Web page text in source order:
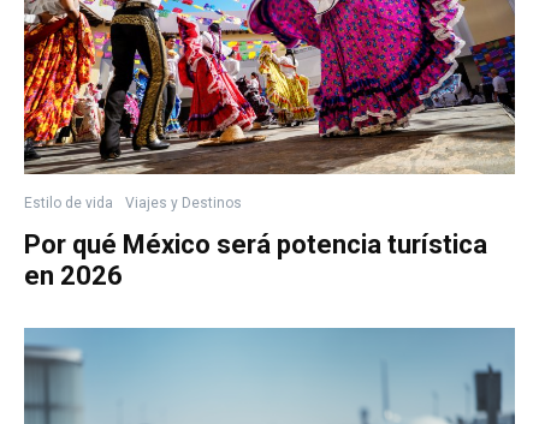
Estilo de vida Viajes y Destinos
Por qué México será potencia turística
en 2026